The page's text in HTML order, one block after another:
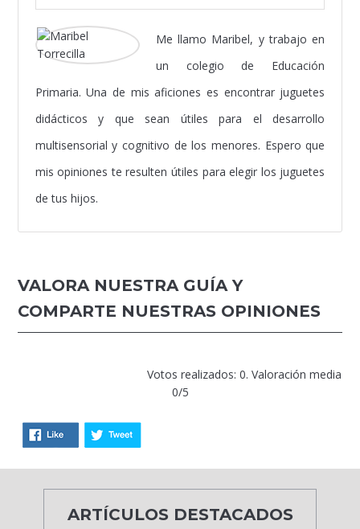
Me llamo Maribel, y trabajo en
un colegio de Educación
Primaria. Una de mis aficiones es encontrar juguetes
didácticos y que sean útiles para el desarrollo
multisensorial y cognitivo de los menores. Espero que
mis opiniones te resulten útiles para elegir los juguetes
de tus hijos.
VALORA NUESTRA GUÍA Y
COMPARTE NUESTRAS OPINIONES
Votos realizados: 0. Valoración media
0/5
ARTÍCULOS DESTACADOS